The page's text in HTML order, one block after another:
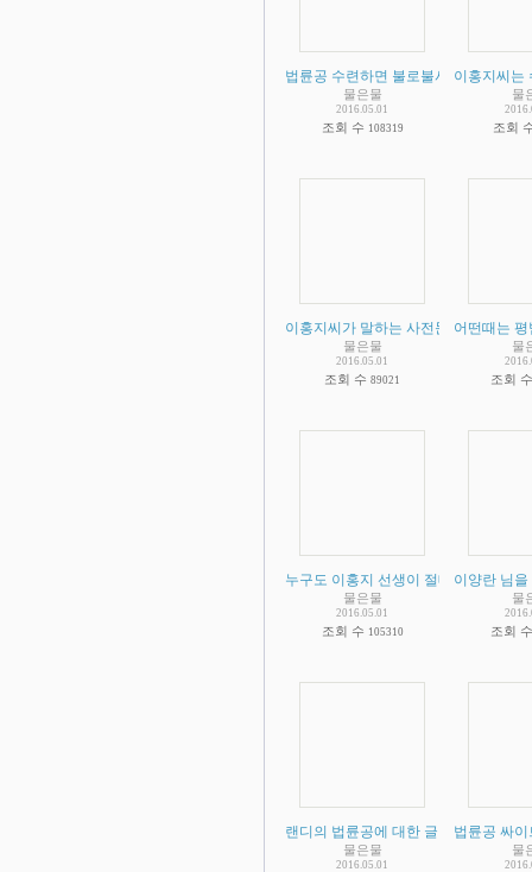
법륜공 수련하면 불로불사 한다는 주
물은물
2016.05.01
조회 수 108319
이홍지씨는
물
조회
이홍지씨가 말하는 사전문화 증거 비
물은물
2016.05.01
조회 수 89021
어떤때는
물
조회
누구도 이홍지 선생이 절대자라고 한
물은물
2016.05.01
조회 수 105310
이양란 님
물
조회
랜디의 법륜공에 대한 글 )
물은물
2016.05.01
법륜공 싸
물